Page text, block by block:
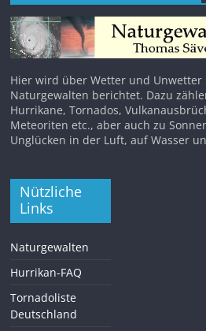
Hier wird über Wetter und Unwetter
Naturgewalten berichtet. Dazu
Hurrikane, Tornados,
Meteoriten etc., aber auch zu
Unglücken in der Luft, auf Wasser
Nützliche
Links
Naturgewalten
Hurrikan-FAQ
Tornadoliste
Deutschland